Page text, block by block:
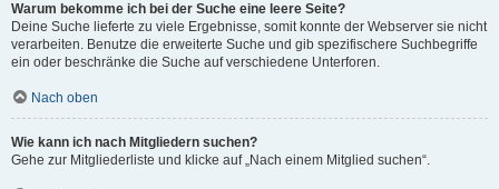
Warum bekomme ich bei der Suche eine leere Seite?
Deine Suche lieferte zu viele Ergebnisse, somit konnte der Webserver sie nicht
verarbeiten. Benutze die erweiterte Suche und gib spezifischere Suchbegriffe
ein oder beschränke die Suche auf verschiedene Unterforen.
Nach oben
Wie kann ich nach Mitgliedern suchen?
Gehe zur Mitgliederliste und klicke auf „Nach einem Mitglied suchen“.